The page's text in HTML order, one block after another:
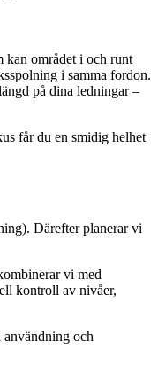
kan området i och runt
i samma fordon.
på dina ledningar –
får du en smidig helhet
Därefter planerar vi
vi med
kontroll av nivåer,
och